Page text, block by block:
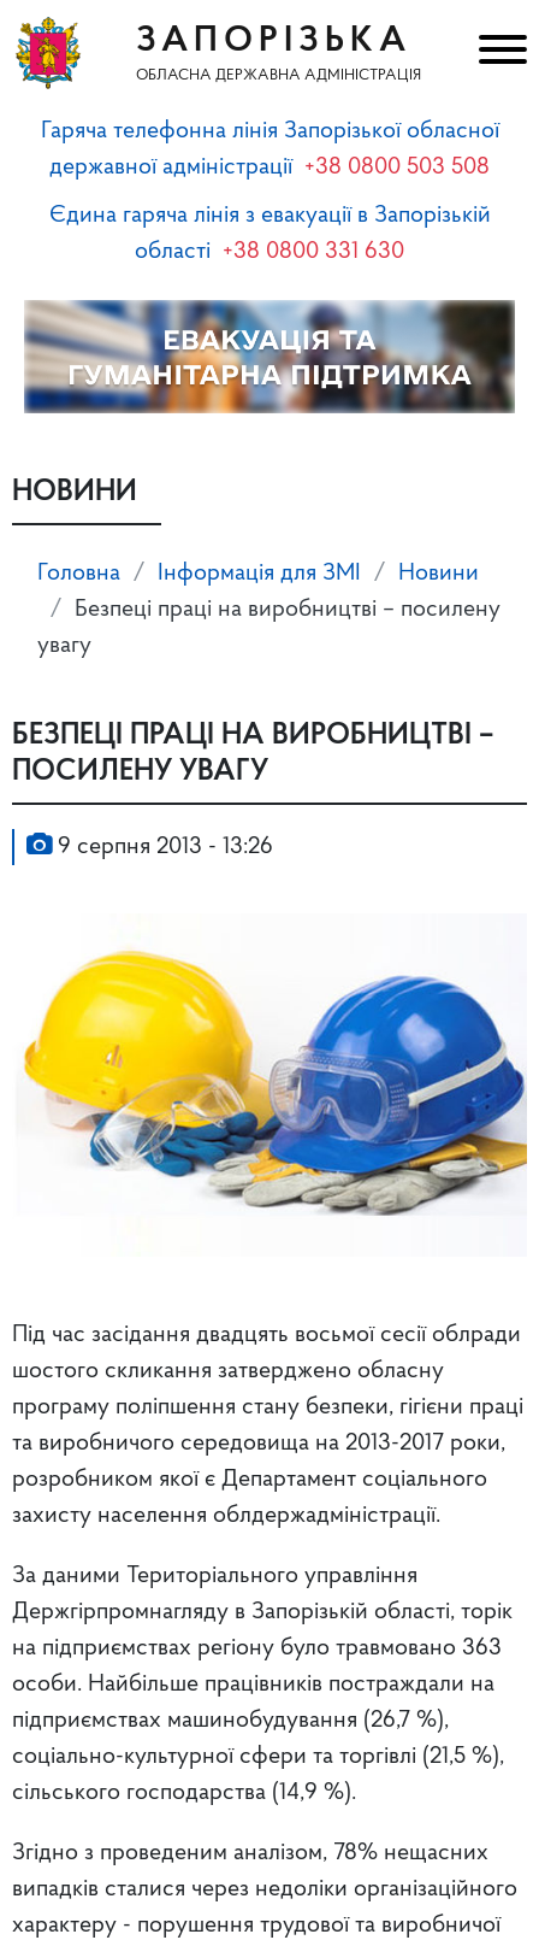
ЗАПОРІЗЬКА
ОБЛАСНА ДЕРЖАВНА АДМІНІСТРАЦІЯ
Гаряча телефонна лінія Запорізької обласної
державної адміністрації +38 0800 503 508
Єдина гаряча лінія з евакуації в Запорізькій
області +38 0800 331 630
НОВИНИ
Головна Інформація для ЗМІ
Новини
Безпеці праці на виробництві – посилену
увагу
БЕЗПЕЦІ ПРАЦІ НА ВИРОБНИЦТВІ –
ПОСИЛЕНУ УВАГУ
9 серпня 2013 - 13:26
Під час засідання двадцять восьмої сесії облради
шостого скликання затверджено обласну
програму поліпшення стану безпеки, гігієни праці
та виробничого середовища на 2013-2017 роки,
розробником якої є Департамент соціального
захисту населення облдержадміністрації.
За даними Територіального управління
Держгірпромнагляду в Запорізькій області, торік
на підприємствах регіону було травмовано 363
особи. Найбільше працівників постраждали на
підприємствах машинобудування (26,7 %),
соціально-культурної сфери та торгівлі (21,5 %),
сільського господарства (14,9 %).
Згідно з проведеним аналізом, 78% нещасних
випадків сталися через недоліки організаційного
характеру - порушення трудової та виробничої